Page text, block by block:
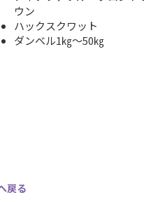
ウン
ハックスクワット
ダンベル1㎏～50㎏
戻る